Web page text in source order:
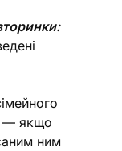
— якщо
ним